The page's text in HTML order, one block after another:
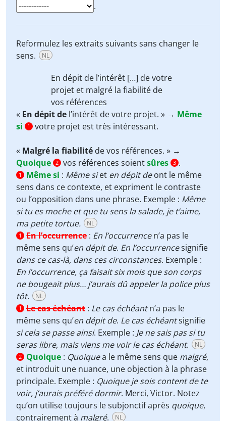
.
Reformulez les extraits suivants sans changer le
sens.
NL
En dépit de l’intérêt […] de votre
projet et malgré la fiabilité de
vos références
« En dépit de l’intérêt de votre projet. » → Même
si
1 votre projet est très intéressant.
« Malgré la fiabilité de vos références. » →
Quoique 2 vos références soientsûres 3 .
1 Même si : Même siet en dépit deont le même
sens dans ce contexte, et expriment le contraste
ou l’opposition dans une phrase. Exemple : Même
si tu es moche et que tu sens la salade, je t’aime,
ma petite tortue.
NL
1 En l’occurrence : En l’occurrencen’a pas le
même sens qu’en dépit de. En l’occurrencesignifie
dans ce cas-là, dans ces circonstances. Exemple :
En l’occurrence, ça faisait six mois que son corps
ne bougeait plus… j’aurais dû appeler la police plus
tôt. NL
1 Le cas échéant : Le cas échéantn’a pas le
même sens qu’en dépit de. Le cas échéantsignifie
si cela se passe ainsi. Exemple : Je ne sais pas si tu
seras libre, mais viens me voir le cas échéant. NL
2 Quoique : Quoiquea le même sens que malgré,
et introduit une nuance, une objection à la phrase
principale. Exemple : Quoique je sois content de te
voir, j’aurais préféré dormir. Merci, Victor. Notez
qu’on utilise toujours le subjonctif après quoique,
contrairement à malgré. NL